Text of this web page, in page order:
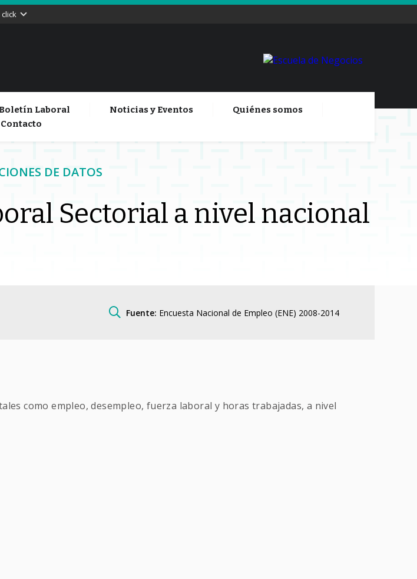
Boletín Laboral Noticias y Eventos
Quiénes somos
Contacto
DE DATOS
Sectorial a nivel nacional
Fuente: Encuesta Nacional de Empleo (ENE) 2008-2014
como empleo, desempleo, fuerza laboral y horas trabajadas, a nivel